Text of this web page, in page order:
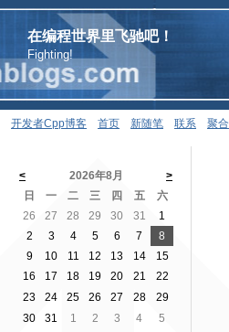
在编程世界里飞驰吧！
Fighting!
开发者Cpp博客 首页 新随笔 联系 聚合
< 2026年8月
>
日
一 二 三 四 五
六
26
27 28 29 30 31
1
2
3 4 5 6 7
8
9
10 11 12 13 14
15
16
17 18 19 20 21
22
23
24 25 26 27 28
29
30
31 1 2 3 4 5